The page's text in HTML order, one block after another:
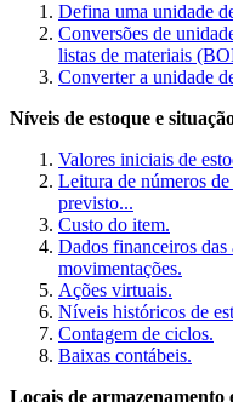
Defina uma unidade
Conversões de
listas de materiais
Converter a unidade
Níveis de estoque e
Valores iniciais de
Leitura de números
previsto...
Custo do item.
Dados financeiros das
movimentações.
Ações virtuais.
Níveis históricos de
Contagem de ciclos.
Baixas contábeis.
Locais de armazenamento